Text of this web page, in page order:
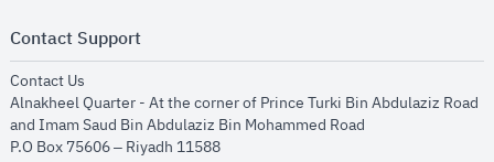
Contact Support
Contact Us
Alnakheel Quarter - At the corner of Prince Turki Bin Abdulaziz Road
and Imam Saud Bin Abdulaziz Bin Mohammed Road​
P.O Box 75606 – Riyadh 11588